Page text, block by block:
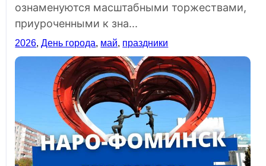
ознаменуются масштабными торжествами,
приуроченными к зна...
2026,День города, май, праздники